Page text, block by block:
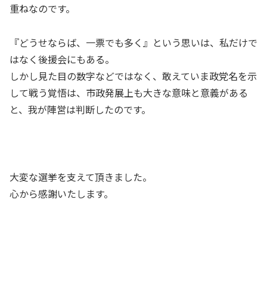
重ねなのです。
『どうせならば、一票でも多く』という思いは、私だけで
はなく後援会にもある。
しかし見た目の数字などではなく、敢えていま政党名を示
して戦う覚悟は、市政発展上も大きな意味と意義がある
と、我が陣営は判断したのです。
大変な選挙を支えて頂きました。
心から感謝いたします。